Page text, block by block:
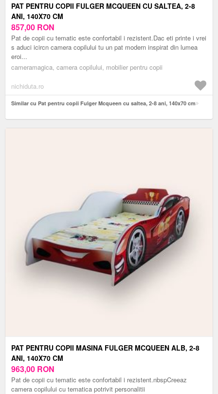
PAT PENTRU COPII FULGER MCQUEEN CU SALTEA, 2-8
ANI, 140X70 CM
857,00 RON
Pat de copii cu tematic este confortabil i rezistent.Dac eti printe i vrei
s aduci icircn camera copilului tu un pat modern inspirat din lumea
eroi...
cameramagica, camera copilului, mobilier pentru copii
nichiduta.ro
Similar cu Pat pentru copii Fulger Mcqueen cu saltea, 2-8 ani, 140x70 cm
PAT PENTRU COPII MASINA FULGER MCQUEEN ALB, 2-8
ANI, 140X70 CM
963,00 RON
Pat de copii cu tematic este confortabil i rezistent.nbspCreeaz
camera copilului cu tematica potrivit personalitii